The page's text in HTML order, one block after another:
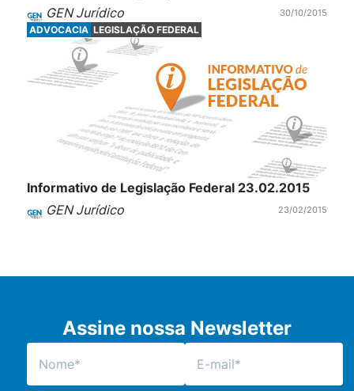
GEN Jurídico
30/10/2015
ADVOCACIA LEGISLAÇÃO FEDERAL
Informativo de Legislação Federal 23.02.2015
GEN Jurídico
23/02/2015
Assine nossa Newsletter